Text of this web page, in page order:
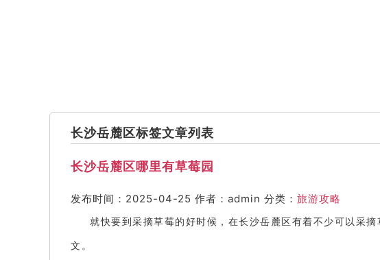
长沙岳麓区标签文章列表
长沙岳麓区哪里有草莓园
发布时间：2025-04-25 作者：admin 分类： 旅游攻略
就快要到采摘草莓的好时候，在长沙岳麓区有着不少可以采
文。